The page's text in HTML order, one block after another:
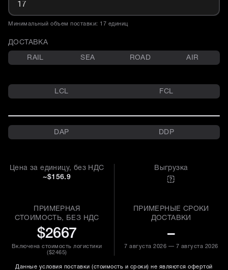
Минимальный объем поставки: 17 единиц
ДОСТАВКА
RAIL SEA ROAD AIR
LCL FCL
DAP DDP
Цена за единицу, без НДС
~$156.9
ПРИМЕРНАЯ
СТОИМОСТЬ, БЕЗ НДС
$2667
Включена стоимость логистики
($2465)
Выгрузка
ПРИМЕРНЫЕ СРОКИ
ДОСТАВКИ
–
7 августа 2026 — 7 августа 2026
Данные условия поставки (стоимость и сроки) не являются офертой